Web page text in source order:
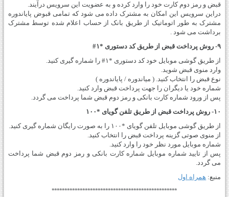
قبض و رمز دوم کارت خود را وارد کرده و به عضویت این سرویس درآیند.
دراین سرویس این امکان به مشترک داده می شود که تمامی قبوض پایاندوره
مشترک به طور اتوماتیک از طریق بانک از حساب اعلام شده توسط مشترک
برداشت می شود .
۹- روش پرداخت قبض از طریق کد دستوری *۱#
از طریق گوشی موبایل خود کد دستوری *۱# را شماره گیری کنید.
وارد منوی قبض شوید.
نوع قبض را انتخاب کنید. ( میاندوره / پایاندوره )
شماره خود یا دیگران را جهت پرداخت قبض وارد کنید.
پس از ورود شماره کارت بانکی و رمز دوم قبض شما پرداخت می گردد.
۱۰- روش پرداخت قبض از طریق تلفن گویای *۱۰۰
از طریق گوشی موبایل تلفن گویای *۱۰۰ را به صورت رایگان شماره گیری کنید.
از منوی صوتی گزینه پرداخت قبض را انتخاب کنید.
شماره موبایل مورد نظر خود را وارد کنید.
پس از تایید شماره موبایل شماره کارت بانکی و رمز دوم قبض شما پرداخت
می گردد.
منبع: همراه اول
*************************************************